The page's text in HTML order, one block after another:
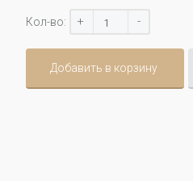
Кол-во: + -
Добавить в корзину